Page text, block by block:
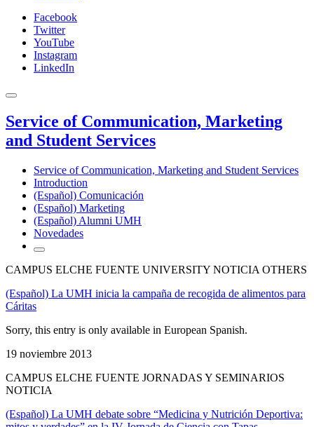
Facebook
Twitter
YouTube
Instagram
LinkedIn
Service of Communication, Marketing
and Student Services
Service of Communication, Marketing and Student Services
Introduction
(Español) Comunicación
(Español) Marketing
(Español) Alumni UMH
Novedades
CAMPUS ELCHE FUENTE UNIVERSITY NOTICIA OTHERS
(Español) La UMH inicia la campaña de recogida de alimentos para
Cáritas
Sorry, this entry is only available in European Spanish.
19 noviembre 2013
CAMPUS ELCHE FUENTE JORNADAS Y SEMINARIOS
NOTICIA
(Español) La UMH debate sobre “Medicina y Nutrición Deportiva: